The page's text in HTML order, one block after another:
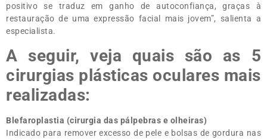
positivo se traduz em ganho de autoconfiança, graças à
restauração de uma expressão facial mais jovem”, salienta a
especialista.
A seguir, veja quais são as 5
cirurgias plásticas oculares mais
realizadas:
Blefaroplastia (cirurgia das pálpebras e olheiras)
Indicado para remover excesso de pele e bolsas de gordura nas